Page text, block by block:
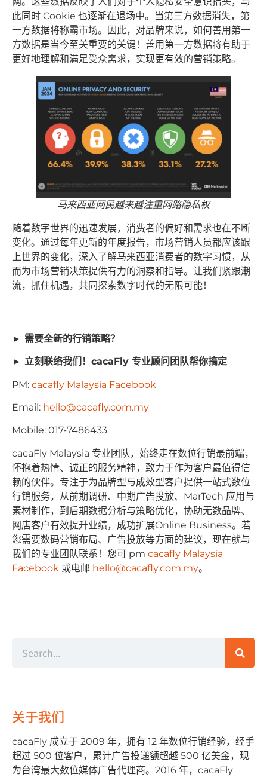
此同时 Cookie 也逐渐在退场中。当第三方数据消失，第
一方数据将称霸市场。因此，对品牌来说，如何善用第一
方数据是当今至关重要的关键！善用第一方数据将有助于
更好地理解和满足受众需求，实现更有效的营销策略。
马来西亚网民越来越注重网路隐私权
随着数字世界的迅速发展，消费者的偏好和需求也在不断
变化。通过每年更新的年度报告，市场营销人员都应该跟
上世界的变化，深入了解马来西亚消费者的数字习惯，从
而为市场营销决策提供有力的洞察和指导。让我们紧跟潮
流，抓住机遇，共同探索数字时代的无限可能！
►︎ 需要全新的行销策略？
►︎ 立刻联络我们！cacaFly 专业顾问团队帮你搞定
PM: cacafly Malaysia Facebook
Email: hello@cacafly.com.my
Mobile: 017-7486433
cacaFly Malaysia 专业团队，始终⾛在数位⾏销最前端，
怀抱着热情、诚正的服务精神，致⼒于作为客户最值得信
赖的伙伴。专注于为品牌型与成效型客户提供⼀站式数位
⾏销服务，从前期调研、中期⼴告投放、MarTech 应⽤与
素材制作，到后期数据分析与策略优化，协助⽆数品牌、
⽹店客户有效提升业绩，成功扩展Online Business。若
您需要数码营销布局、⼴告投放等⽅⾯的建议，现在就与
我们的专业团队联系！您可 pm cacafly Malaysia
Facebook 或电邮 hello@cacafly.com.my。
关于我们
cacaFly 成⽴于 2009 年，拥有 12 年数位⾏销经验，经⼿
超过 500 位客户，累计⼴告投递额超越 500 亿美⾦，现
为台湾最⼤数位媒体⼴告代理商。2016 年，cacaFly